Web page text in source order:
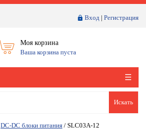
Вход | Регистрация
Моя корзина
Ваша корзина пуста
Искать
DC-DC блоки питания / SLC03A-12